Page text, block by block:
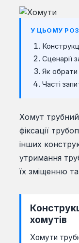
У ЦЬОМУ
Сценарії
Як
Часті
Хомут
фіксації
інших
утримання
їх зміщенню та
хомутів
Хомути